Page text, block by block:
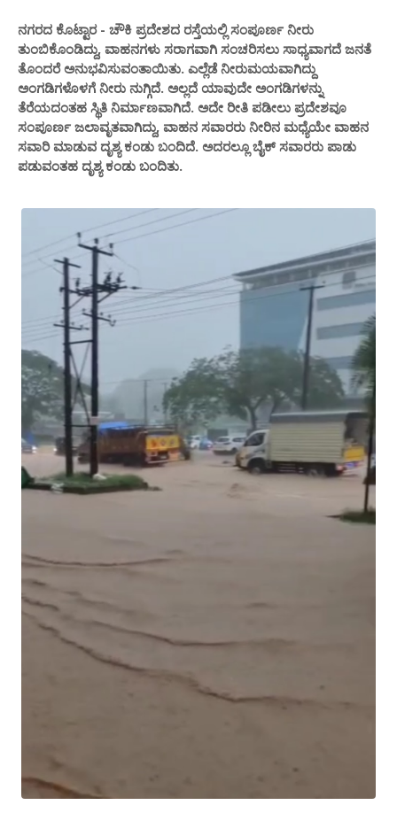
ನಗರದ ಕೊಟ್ಟಾರ - ಚೌಕಿ ಪ್ರದೇಶದ ರಸ್ತೆಯಲ್ಲಿ ಸಂಪೂರ್ಣ ನೀರು
ತುಂಬಿಕೊಂಡಿದ್ದು, ವಾಹನಗಳು ಸರಾಗವಾಗಿ ಸಂಚರಿಸಲು ಸಾಧ್ಯವಾಗದೆ ಜನತೆ
ತೊಂದರೆ ಅನುಭವಿಸುವಂತಾಯಿತು. ಎಲ್ಲೆಡೆ ನೀರುಮಯವಾಗಿದ್ದು
ಅಂಗಡಿಗಳೊಳಗೆ ನೀರು ನುಗ್ಗಿದೆ. ಅಲ್ಲದೆ ಯಾವುದೇ ಅಂಗಡಿಗಳನ್ನು
ತೆರೆಯದಂತಹ ಸ್ಥಿತಿ ನಿರ್ಮಾಣವಾಗಿದೆ. ಅದೇ ರೀತಿ ಪಡೀಲು ಪ್ರದೇಶವೂ
ಸಂಪೂರ್ಣ ಜಲಾವೃತವಾಗಿದ್ದು, ವಾಹನ ಸವಾರರು ನೀರಿನ ಮಧ್ಯೆಯೇ ವಾಹನ
ಸವಾರಿ ಮಾಡುವ ದೃಶ್ಯ ಕಂಡು ಬಂದಿದೆ. ಅದರಲ್ಲೂ ಬೈಕ್ ಸವಾರರು ಪಾಡು
ಪಡುವಂತಹ ದೃಶ್ಯ ಕಂಡು ಬಂದಿತು.